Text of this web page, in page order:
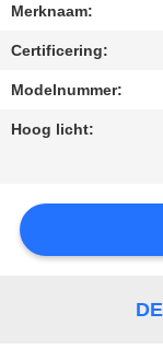
Merknaam:
Certificering:
Modelnummer:
Hoog licht: